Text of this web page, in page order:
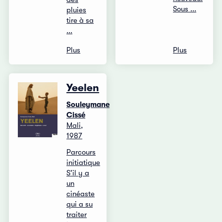
pluies
tire à sa
...
Plus
Sous ...
Plus
Yeelen
Souleymane
Cissé
Mali,
1987
Parcours
initiatique
S'il y a
un
cinéaste
qui a su
traiter